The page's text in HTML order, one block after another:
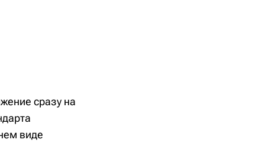
сразу на
виде